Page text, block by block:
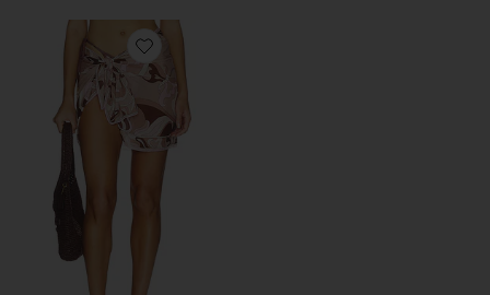
Favorite BUFANDA CORTA SHORT SCARF